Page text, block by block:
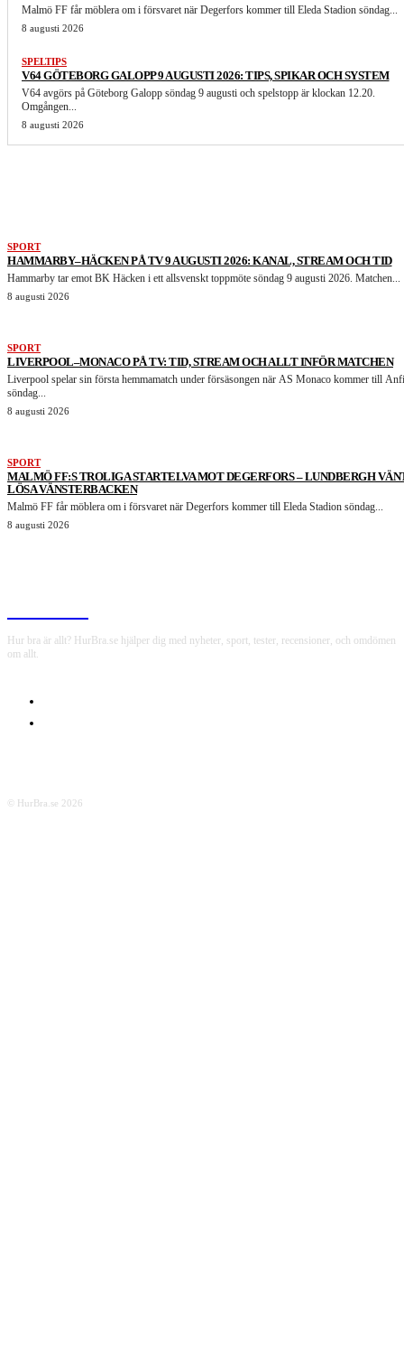
Malmö FF får möblera om i försvaret när Degerfors kommer till Eleda Stadion söndag...
8 augusti 2026
SPELTIPS
V64 GÖTEBORG GALOPP 9 AUGUSTI 2026: TIPS, SPIKAR OCH SYSTEM
V64 avgörs på Göteborg Galopp söndag 9 augusti och spelstopp är klockan 12.20.
Omgången...
8 augusti 2026
SPORT
HAMMARBY–HÄCKEN PÅ TV 9 AUGUSTI 2026: KANAL, STREAM OCH TID
Hammarby tar emot BK Häcken i ett allsvenskt toppmöte söndag 9 augusti 2026. Matchen...
8 augusti 2026
SPORT
LIVERPOOL–MONACO PÅ TV: TID, STREAM OCH ALLT INFÖR MATCHEN
Liverpool spelar sin första hemmamatch under försäsongen när AS Monaco kommer till
söndag...
8 augusti 2026
SPORT
MALMÖ FF:S TROLIGA STARTELVA MOT DEGERFORS – LUNDBERGH
LÖSA VÄNSTERBACKEN
Malmö FF får möblera om i försvaret när Degerfors kommer till Eleda Stadion söndag...
8 augusti 2026
Hur bra är allt? HurBra.se hjälper dig med nyheter, sport, tester, recensioner, och omdömen
om allt.
© HurBra.se 2026